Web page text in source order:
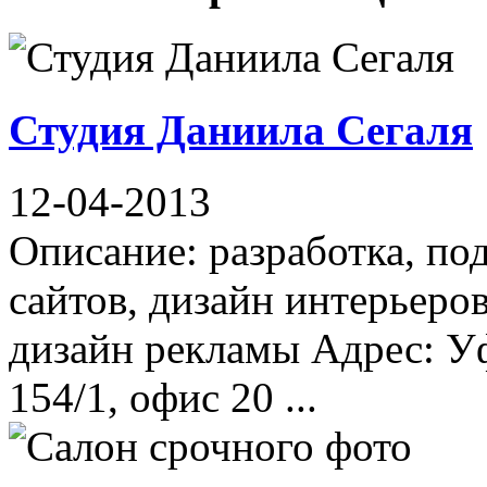
Студия Даниила Сегаля
12-04-2013
Описание: разработка,
сайтов, дизайн
дизайн рекламы Адрес:
154/1, офис 20 ...